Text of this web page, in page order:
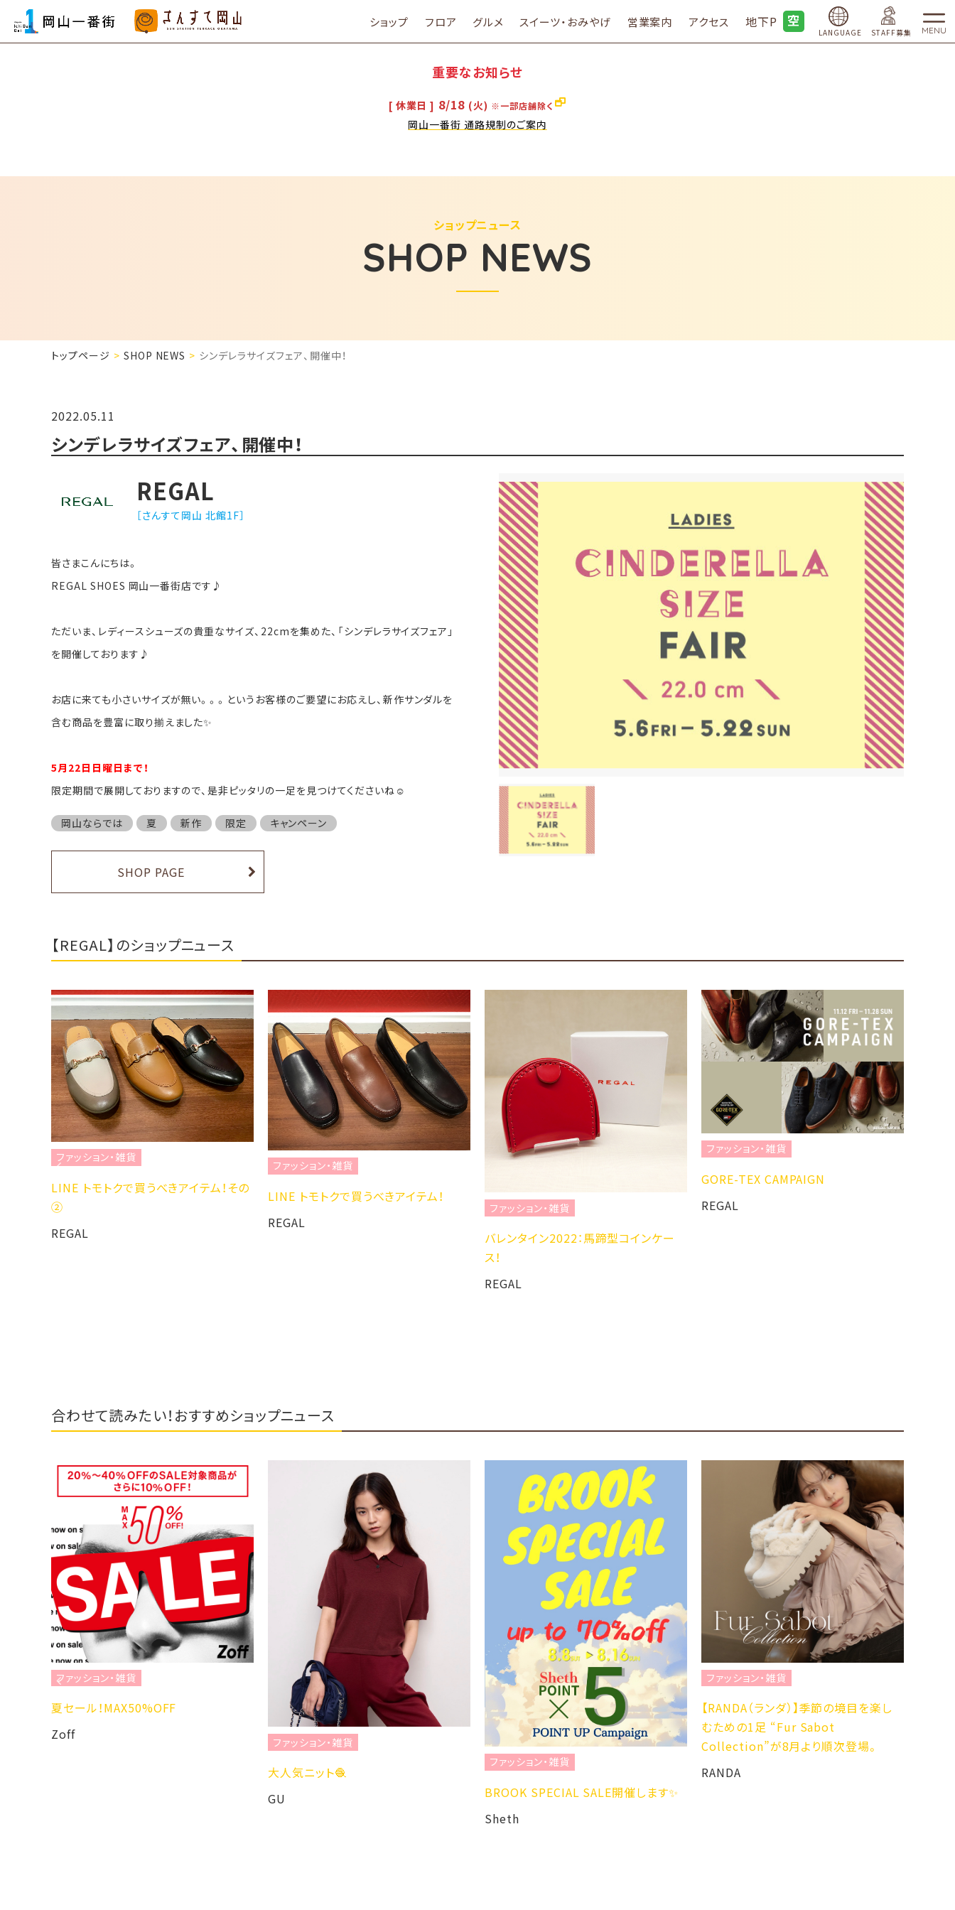
ショップ フロア グルメ スイーツ・おみやげ 営業案内 アクセス 地下P
LANGUAGE STAFF募集 MENU
重要なお知らせ
[ 休業日 ] 8/18 (火) ※一部店舗除く
岡山一番街 通路規制のご案内
SHOP NEWS
ショップニュース
トップページ SHOP NEWS シンデレラサイズフェア、開催中！
2022.05.11
シンデレラサイズフェア、開催中！
REGAL
［さんすて岡山 北館1F］
皆さまこんにちは。
REGAL SHOES 岡山一番街店です♪
ただいま、レディースシューズの貴重なサイズ、22cmを集めた、「シンデレラサイズフェア」
を開催しております♪
お店に来ても小さいサイズが無い。。。というお客様のご要望にお応えし、新作サンダルを
含む商品を豊富に取り揃えました✨
5月22日日曜日まで！
限定期間で展開しておりますので、是非ピッタリの一足を見つけてくださいね☺️
岡山ならでは 夏 新作 限定 キャンペーン
SHOP PAGE
【REGAL】のショップニュース
ファッション・雑貨
LINE トモトクで買うべきアイテム！その
②
REGAL
ファッション・雑貨
LINE トモトクで買うべきアイテム！
REGAL
ファッション・雑貨
バレンタイン2022：馬蹄型コインケー
ス！
REGAL
ファッション・雑貨
GORE-TEX CAMPAIGN
REGAL
合わせて読みたい！おすすめショップニュース
ファッション・雑貨
夏セール！MAX50%OFF
Zoff
ファッション・雑貨
大人気ニット🧶
GU
ファッション・雑貨
BROOK SPECIAL SALE開催します✨
Sheth
ファッション・雑貨
【RANDA（ランダ）】季節の境目を楽し
むための1足 “Fur Sabot
Collection”が8月より順次登場。
RANDA